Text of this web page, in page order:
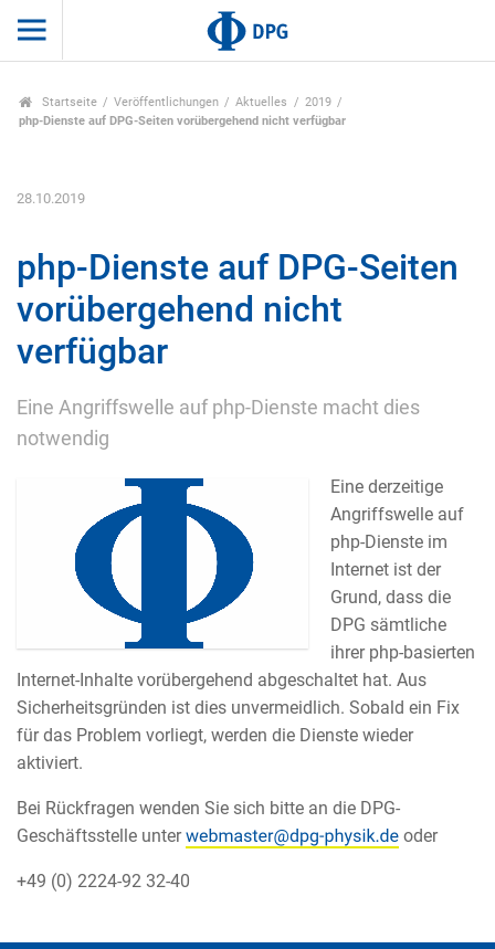
Startseite Veröffentlichungen Aktuelles
2019
php-Dienste auf DPG-Seiten vorübergehend nicht verfügbar
28.10.2019
php-Dienste auf DPG-Seiten
vorübergehend nicht
verfügbar
Eine Angriffswelle auf php-Dienste macht dies
notwendig
Eine derzeitige
Angriffswelle auf
php-Dienste im
Internet ist der
Grund, dass die
DPG sämtliche
ihrer php-basierten
Internet-Inhalte vorübergehend abgeschaltet hat. Aus
Sicherheitsgründen ist dies unvermeidlich. Sobald ein Fix
für das Problem vorliegt, werden die Dienste wieder
aktiviert.
Bei Rückfragen wenden Sie sich bitte an die DPG-
Geschäftsstelle unter
oder
+49 (0) 2224-92 32-40